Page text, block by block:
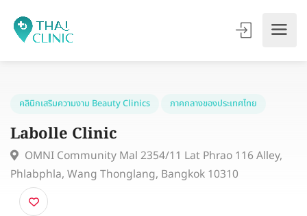
คลินิกเสริมความงาม Beauty Clinics
Labolle Clinic
OMNI Community Mal 2354/11 Lat Phrao 116 Alley,
Phlabphla, Wang Thonglang, Bangkok 10310